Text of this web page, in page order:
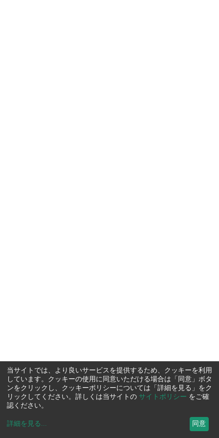
当サイトでは、より良いサービスを提供するため、クッキーを利用
しています。クッキーの使用に同意いただける場合は「同意」ボタ
ンをクリックし、クッキーポリシーについては「詳細を見る」をク
リックしてください。詳しくは当サイトの サイトポリシー をご確
認ください。
詳細を見る ... 同意